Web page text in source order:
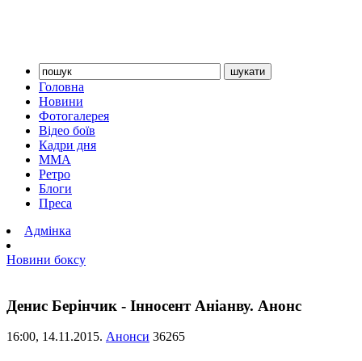
Головна
Новини
Фотогалерея
Відео боїв
Кадри дня
ММА
Ретро
Блоги
Преса
Адмінка
Новини боксу
Денис Берінчик - Інносент Аніанву. Анонс
16:00, 14.11.2015. Анонси 36265